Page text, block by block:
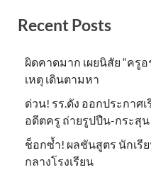
Recent Posts
ผิดคาดมาก เผยนิสัย “ครู
เหตุ เดินตามหา
ด่วน! รร.ดัง ออกประกาศ
อดีตครู ถ่ายรูปปืน-กระสุ
ช็อกซ้ำ! ผลชันสูตร นักเรี
กลางโรงเรียน